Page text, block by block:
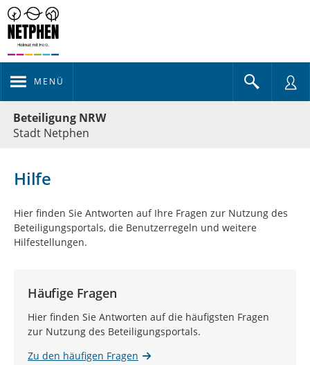
MENÜ
Beteiligung NRW
Stadt Netphen
Hilfe
Hier finden Sie Antworten auf Ihre Fragen zur Nutzung des
Beteiligungsportals, die Benutzerregeln und weitere
Hilfestellungen.
Häufige Fragen
Hier finden Sie Antworten auf die häufigsten Fragen
zur Nutzung des Beteiligungsportals.
Zu den häufigen Fragen